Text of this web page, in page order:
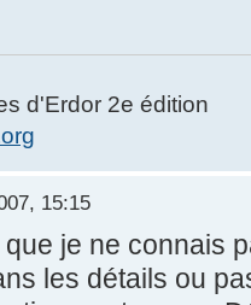
d'Erdor 2e édition
15:15
je ne connais
les détails ou